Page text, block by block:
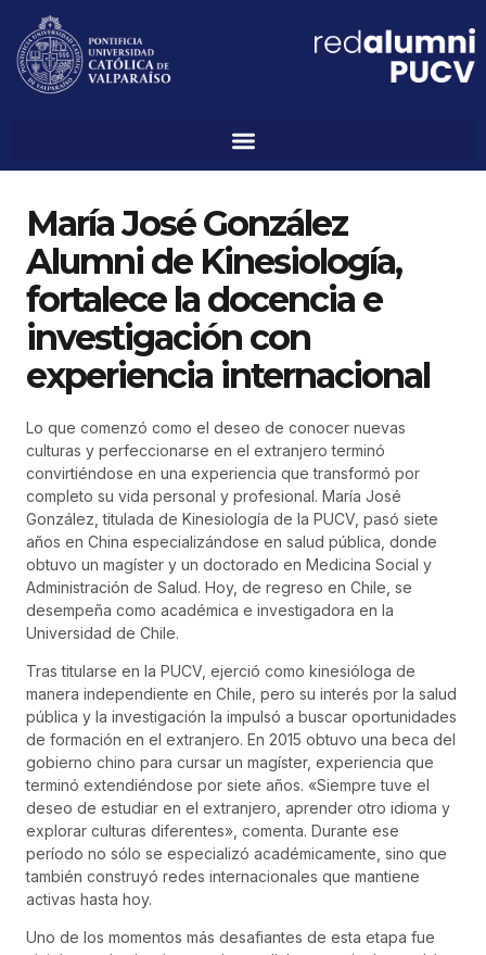
María José González
Alumni de Kinesiología,
fortalece la docencia e
investigación con
experiencia internacional
Lo que comenzó como el deseo de conocer nuevas
culturas y perfeccionarse en el extranjero terminó
convirtiéndose en una experiencia que transformó por
completo su vida personal y profesional. María José
González, titulada de Kinesiología de la PUCV, pasó siete
años en China especializándose en salud pública, donde
obtuvo un magíster y un doctorado en Medicina Social y
Administración de Salud. Hoy, de regreso en Chile, se
desempeña como académica e investigadora en la
Universidad de Chile.
Tras titularse en la PUCV, ejerció como kinesióloga de
manera independiente en Chile, pero su interés por la salud
pública y la investigación la impulsó a buscar oportunidades
de formación en el extranjero. En 2015 obtuvo una beca del
gobierno chino para cursar un magíster, experiencia que
terminó extendiéndose por siete años. «Siempre tuve el
deseo de estudiar en el extranjero, aprender otro idioma y
explorar culturas diferentes», comenta. Durante ese
período no sólo se especializó académicamente, sino que
también construyó redes internacionales que mantiene
activas hasta hoy.
Uno de los momentos más desafiantes de esta etapa fue